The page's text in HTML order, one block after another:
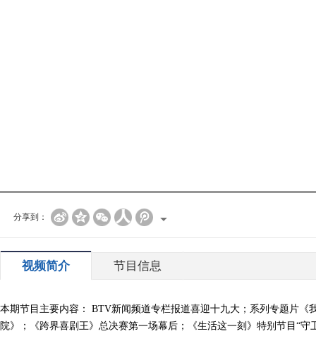
分享到：
视频简介 节目信息
本期节目主要内容： BTV新闻频道专栏报道喜迎十九大；系列专题片
院》；《跨界喜剧王》总决赛第一场幕后；《生活这一刻》特别节目“守